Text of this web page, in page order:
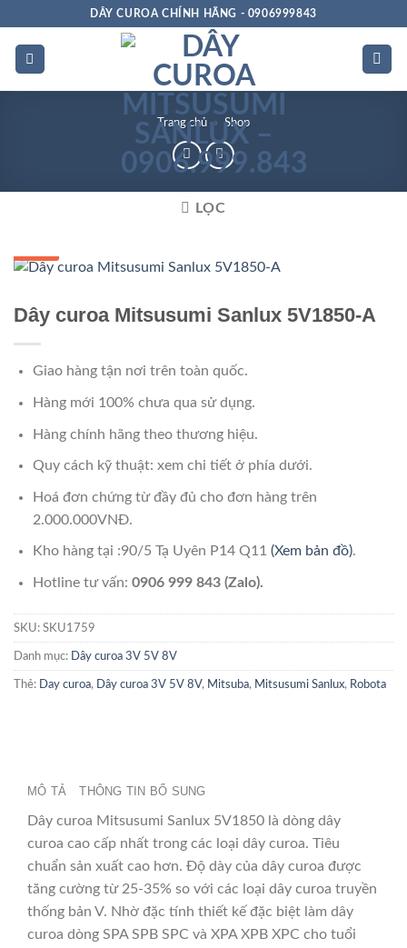
dung
DÂY CUROA CHÍNH HÃNG - 0906999843
Trang chủ » Shop
LỌC
Dây curoa Mitsusumi Sanlux 5V1850-A
Giao hàng tận nơi trên toàn quốc.
Hàng mới 100% chưa qua sử dụng.
Hàng chính hãng theo thương hiệu.
Quy cách kỹ thuật: xem chi tiết ở phía dưới.
Hoá đơn chứng từ đầy đủ cho đơn hàng trên
2.000.000VNĐ.
Kho hàng tại :90/5 Tạ Uyên P14 Q11 (Xem bản đồ).
Hotline tư vấn: 0906 999 843 (Zalo).
SKU: SKU1759
Danh mục: Dây curoa 3V 5V 8V
Thẻ: Day curoa, Dây curoa 3V 5V 8V, Mitsuba, Mitsusumi Sanlux, Robota
MÔ TẢ THÔNG TIN BỔ SUNG
Dây curoa Mitsusumi Sanlux 5V1850 là dòng dây
curoa cao cấp nhất trong các loại dây curoa. Tiêu
chuẩn sản xuất cao hơn. Độ dày của dây curoa được
tăng cường từ 25-35% so với các loại dây curoa truyền
thống bản V. Nhờ đặc tính thiết kế đặc biệt làm dây
curoa dòng SPA SPB SPC và XPA XPB XPC cho tuổi